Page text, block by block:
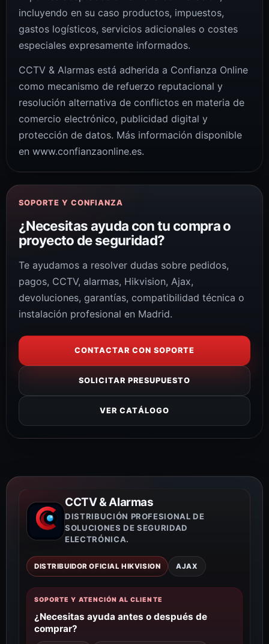
incluyendo en su caso productos, impuestos,
gastos logísticos, servicios adicionales o costes
especiales expresamente informados.
CCTV & Alarmas está adherida a Confianza Online
como mecanismo de refuerzo reputacional y
resolución alternativa de conflictos en materia de
comercio electrónico, publicidad digital y
protección de datos. Más información disponible
en www.confianzaonline.es.
SOPORTE Y CONFIANZA
¿Necesitas ayuda con tu compra o
proyecto de seguridad?
Te ayudamos a resolver dudas sobre pedidos,
pagos, CCTV, alarmas, Hikvision, Ajax,
devoluciones, garantías, compatibilidad técnica o
instalación profesional en Madrid.
CONTACTAR CON SOPORTE
SOLICITAR PRESUPUESTO
VER CATÁLOGO
CCTV & Alarmas
DISTRIBUCIÓN PROFESIONAL DE
SOLUCIONES DE SEGURIDAD
ELECTRÓNICA.
DISTRIBUIDOR OFICIAL HIKVISION AJAX
SOPORTE Y ATENCIÓN AL CLIENTE
¿Necesitas ayuda antes o después de
comprar?